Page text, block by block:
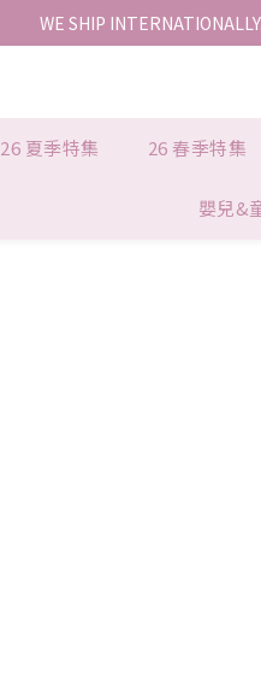
香港地區全店免
WE SHIP
26 夏季特集 26 春季特集
嬰兒&